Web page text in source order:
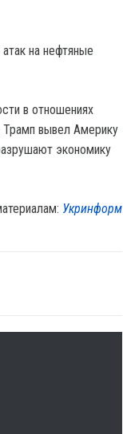
на нефтяные
в отношениях
вывел Америку
экономику
Укринформ